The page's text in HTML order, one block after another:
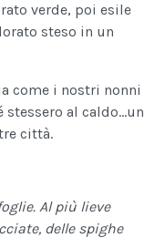
verde, poi esile
steso in un
come i nostri nonni
al caldo...un
città.
Al più lieve
delle spighe